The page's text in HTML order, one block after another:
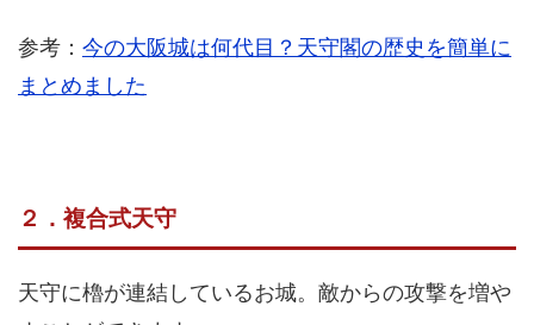
参考： 今の大阪城は何代目？天守閣の歴史を簡単に
まとめました
２．複合式天守
天守に櫓が連結しているお城。敵からの攻撃を増や